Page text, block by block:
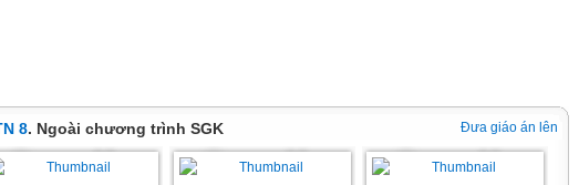
Đưa giáo án lên
8. Ngoài chương trình SGK